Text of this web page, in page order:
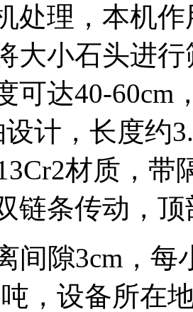
处理，本机
大小石头进
可达40-60cm
设计，长度约
材质，
链条传动，
隙3cm，每
，设备所在